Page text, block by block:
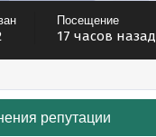
Посещение
17 часов назад
репутации